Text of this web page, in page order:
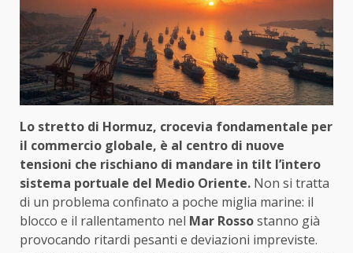
Lo stretto di Hormuz, crocevia fondamentale per
il commercio globale, è al centro di nuove
tensioni che rischiano di mandare in tilt l’intero
sistema portuale del Medio Oriente. Non si tratta
di un problema confinato a poche miglia marine: il
blocco e il rallentamento nel Mar Rossostanno già
provocando ritardi pesanti e deviazioni impreviste.